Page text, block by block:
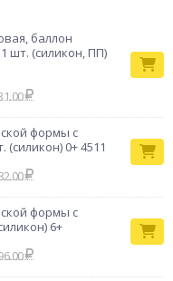
ритм
на более
выполнен из прочного
к механическим
для ребенка. Материал
и не впитывает
баллон
шт. (силикон, ПП)
формы с
0+ 4511
формы с
6+